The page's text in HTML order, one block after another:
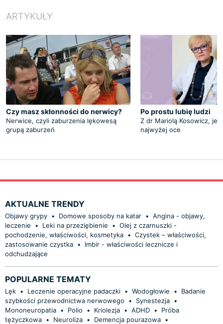
ARTYKUŁY
Czy masz skłonności do nerwicy?
Nerwice, czyli zaburzenia lękowesą
grupą zaburzeń
Po prostu lubię ludzi
Z dr Mariolą Kosowicz,
najwyżej oce
AKTUALNE TRENDY
Objawy grypy • Domowe sposoby na katar • Angina - objawy,
leczenie
• Leki na przeziębienie • Olej z czarnuszki -
pochodzenie, właściwości, kosmetyka • Czystek – właściwości,
zastosowanie czystka •
Imbir - właściwości lecznicze i
odchudzające
POPULARNE TEMATY
Lęk • Leczenie operacyjne padaczki • Wodogłowie •
Badanie
szybkości przewodnictwa nerwowego
• Synestezja •
Mononeuropatia • Polio • Kriolezja • ADHD •
Próba
tężyczkowa • Neuroliza • Demencja pourazowa •